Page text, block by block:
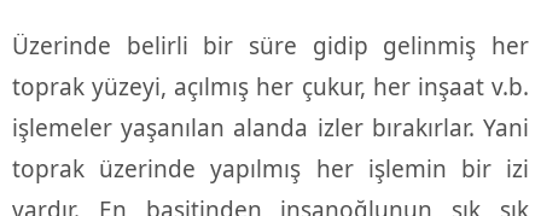
Üzerinde belirli bir süre gidip gelinmiş her
toprak yüzeyi, açılmış her çukur, her inşaat v.b.
işlemeler yaşanılan alanda izler bırakırlar. Yani
toprak üzerinde yapılmış her işlemin bir izi
vardır. En basitinden insanoğlunun sık sık